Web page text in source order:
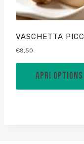
VASCHETTA
€9,50
APRI OPTIONS